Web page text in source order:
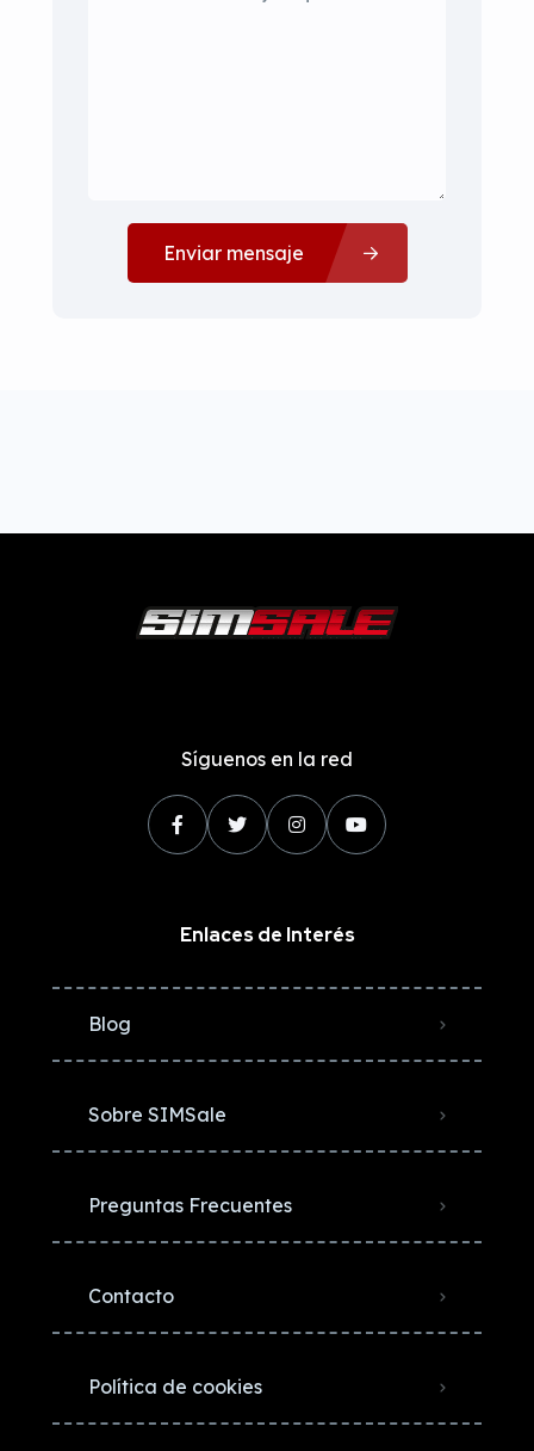
Enviar mensaje
Síguenos en la red
Enlaces de Interés
Blog
Sobre SIMSale
Preguntas Frecuentes
Contacto
Política de cookies